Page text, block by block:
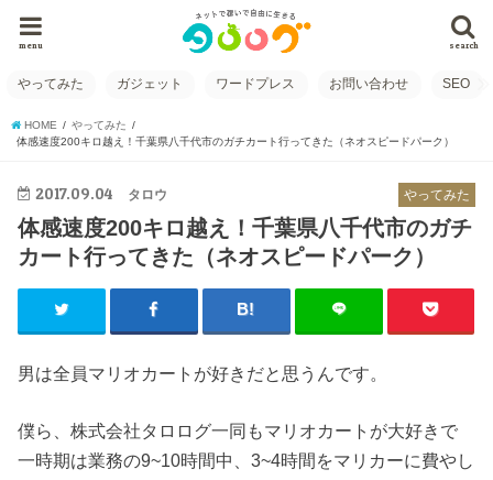
search
menu
やってみた ガジェット ワードプレス お問い合わせ SEO
HOME
やってみた
体感速度200キロ越え！千葉県八千代市のガチカート行ってきた（ネオスピードパーク）
やってみた
2017.09.04 タロウ
体感速度200キロ越え！千葉県八千代市のガチ
カート行ってきた（ネオスピードパーク）
男は全員マリオカートが好きだと思うんです。
僕ら、株式会社タロログ一同もマリオカートが大好きで
一時期は業務の9~10時間中、3~4時間をマリカーに費やし